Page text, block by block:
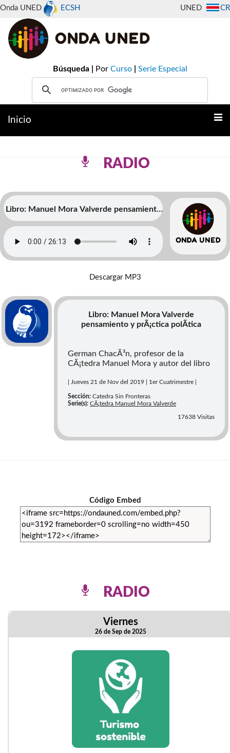
Onda UNED ECSH CR
UNED
Búsqueda | Por Curso Serie Especial
Inicio
RADIO
Libro: Manuel Mora Valverde pensamiento
y prÃ¡ctica polÃ­tica
Descargar MP3
Libro: Manuel Mora Valverde
pensamiento y prÃ¡ctica polÃ­tica
German ChacÃ³n, profesor de la
CÃ¡tedra Manuel Mora y autor del libro
| Jueves 21 de Nov del 2019 | 1er Cuatrimestre |
Sección: Catedra Sin Fronteras
Serie(s): CÃ¡tedra Manuel Mora Valverde
17638 Visitas
Código Embed
RADIO
Viernes
26 de Sep de 2025